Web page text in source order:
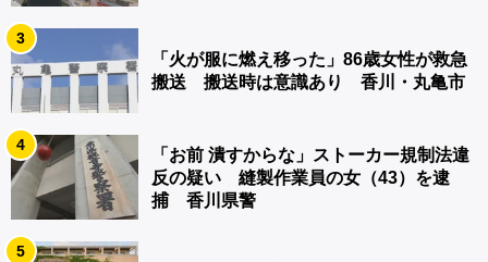
3
「火が服に燃え移った」86歳女性が救急
搬送 搬送時は意識あり 香川・丸亀市
4
「お前 潰すからな」ストーカー規制法違
反の疑い 縫製作業員の女（43）を逮
捕 香川県警
5